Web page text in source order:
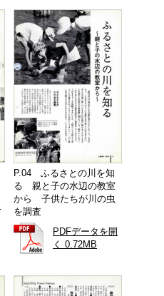
P.04 ふるさとの川を知
る 親と子の水辺の教室
から 子供たちが川の虫
を調査
PDFデータを開
く 0.72MB